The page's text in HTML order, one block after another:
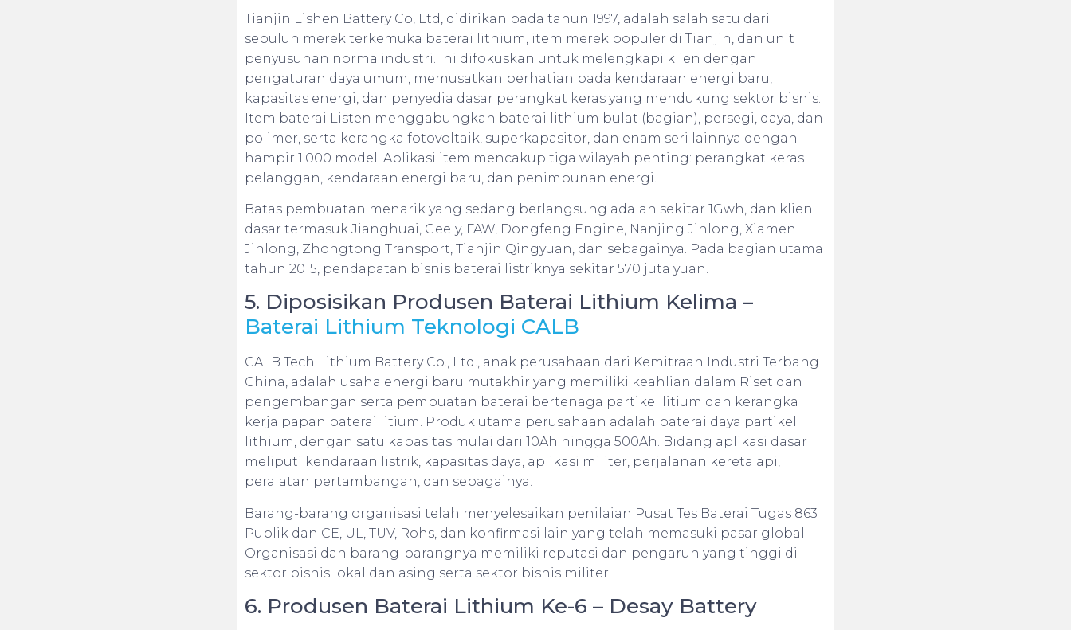
Tianjin Lishen Battery Co, Ltd, didirikan pada tahun 1997, adalah salah satu dari
sepuluh merek terkemuka baterai lithium, item merek populer di Tianjin, dan unit
penyusunan norma industri. Ini difokuskan untuk melengkapi klien dengan
pengaturan daya umum, memusatkan perhatian pada kendaraan energi baru,
kapasitas energi, dan penyedia dasar perangkat keras yang mendukung sektor bisnis.
Item baterai Listen menggabungkan baterai lithium bulat (bagian), persegi, daya, dan
polimer, serta kerangka fotovoltaik, superkapasitor, dan enam seri lainnya dengan
hampir 1.000 model. Aplikasi item mencakup tiga wilayah penting: perangkat keras
pelanggan, kendaraan energi baru, dan penimbunan energi.
Batas pembuatan menarik yang sedang berlangsung adalah sekitar 1Gwh, dan klien
dasar termasuk Jianghuai, Geely, FAW, Dongfeng Engine, Nanjing Jinlong, Xiamen
Jinlong, Zhongtong Transport, Tianjin Qingyuan, dan sebagainya. Pada bagian utama
tahun 2015, pendapatan bisnis baterai listriknya sekitar 570 juta yuan.
5. Diposisikan Produsen Baterai Lithium Kelima –
Baterai Lithium Teknologi CALB
CALB Tech Lithium Battery Co., Ltd., anak perusahaan dari Kemitraan Industri Terbang
China, adalah usaha energi baru mutakhir yang memiliki keahlian dalam Riset dan
pengembangan serta pembuatan baterai bertenaga partikel litium dan kerangka
kerja papan baterai litium. Produk utama perusahaan adalah baterai daya partikel
lithium, dengan satu kapasitas mulai dari 10Ah hingga 500Ah. Bidang aplikasi dasar
meliputi kendaraan listrik, kapasitas daya, aplikasi militer, perjalanan kereta api,
peralatan pertambangan, dan sebagainya.
Barang-barang organisasi telah menyelesaikan penilaian Pusat Tes Baterai Tugas 863
Publik dan CE, UL, TUV, Rohs, dan konfirmasi lain yang telah memasuki pasar global.
Organisasi dan barang-barangnya memiliki reputasi dan pengaruh yang tinggi di
sektor bisnis lokal dan asing serta sektor bisnis militer.
6. Produsen Baterai Lithium Ke-6 – Desay Battery